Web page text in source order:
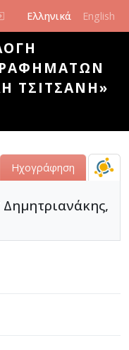
Ελληνικά English
ΤΣΙΤΣΆΝΗ»
Ηχογράφηση